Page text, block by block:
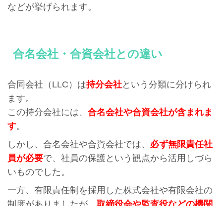
などが挙げられます。
合名会社・合資会社との違い
合同会社（LLC）は持分会社という分類に分けられ
ます。
この持分会社には、 合名会社や合資会社が含まれま
す。
しかし、合名会社や合資会社では、 必ず無限責任社
員が必要で、社員の保護という観点から活用しづら
いものでした。
一方、有限責任制を採用した株式会社や有限会社の